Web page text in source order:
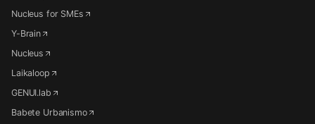
Nucleus for SMEs
Y-Brain
Nucleus
Laikaloop
GENUI.lab
Babete Urbanismo